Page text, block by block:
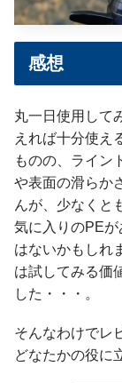
感想
丸一日使用して
えれば十分使え
ものの、ライン
や表面の滑らか
んが、少なくと
気に入りのPE
はないかもしれ
は試してみる価
した・・・。
そんなわけでレ
どなたかの役に